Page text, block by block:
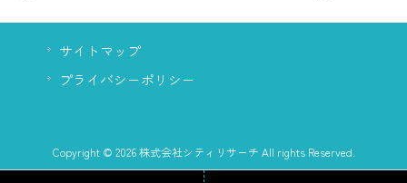
サイトマップ
プライバシーポリシー
Copyright © 2026 株式会社シティリサーチ All rights Reserved.